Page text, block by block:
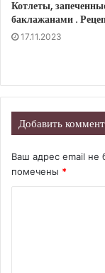
Котлеты,
баклажанами .
17.11.2023
Добавить
Ваш адрес email не
помечены *